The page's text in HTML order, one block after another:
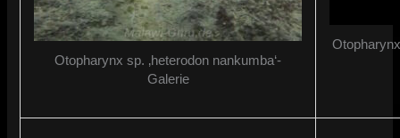
Otopharynx sp. ‚heterodon nankumba‘-
Galerie